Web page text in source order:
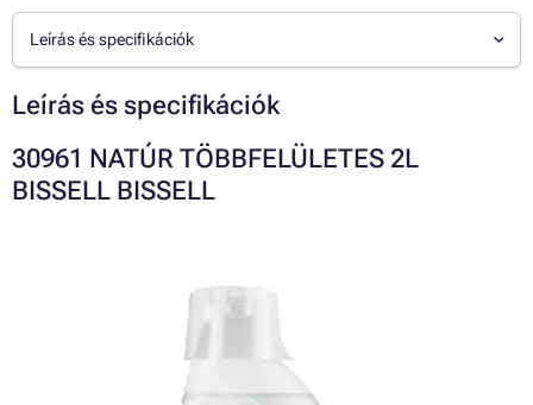
Leírás és specifikációk
Leírás és specifikációk
30961 NATÚR TÖBBFELÜLETES 2L
BISSELL BISSELL